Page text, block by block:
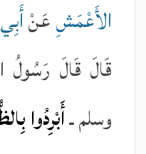
الأَعْمَشِعَنْ
قَالَ قَالَ رَسُولُ
وسلم ـأَبْرِدُوا